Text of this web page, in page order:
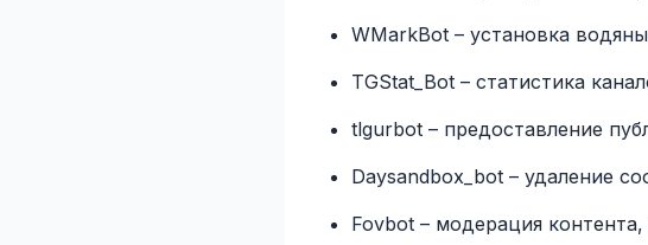
WMarkBot – установка
TGStat_Bot – статистика
tlgurbot – предоставление
Daysandbox_bot – удаление
Fovbot – модерация